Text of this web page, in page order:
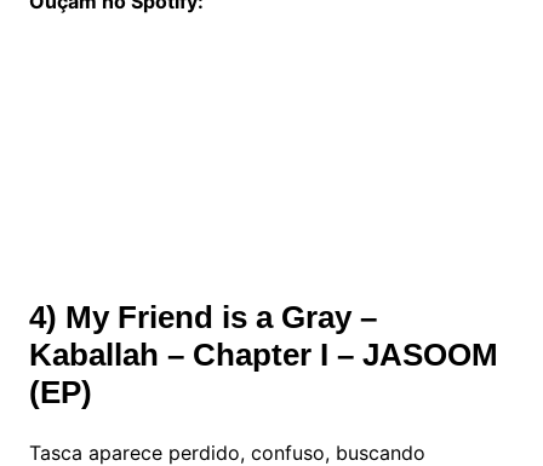
4) My Friend is a Gray –
Kaballah – Chapter I – JASOOM
(EP)
Tasca aparece perdido, confuso, buscando